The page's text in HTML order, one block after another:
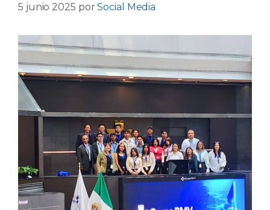
5 junio 2025 porSocial Media